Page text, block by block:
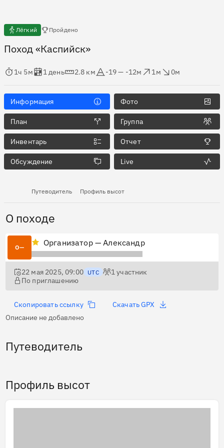
Лёгкий Пройдено
Поход «Каспийск»
в пути
1ч 5м
Оценка в днях
1 день
Дистанция
2.8 км
Абсолютная высота
-19 — -12м
1м
0м
Информация Фото
План Группа
Инвентарь Отчет
Обсуждение Live
Путеводитель Профиль высот
О походе
О— Организатор — Александр
22 мая 2025, 09:00 UTC 1участник
По приглашению
Скопировать ссылку
Скачать GPX
Описание не добавлено
Путеводитель
Профиль высот